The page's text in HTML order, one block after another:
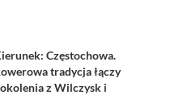
Częstochowa.
tradycja łączy
z Wilczysk i